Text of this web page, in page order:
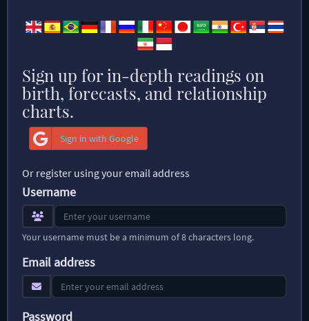
Sign up for in-depth readings on
birth, forecasts, and relationship
charts.
Sign in with Google
Or register using your email address
Username
Your username must be a minimum of 8 characters long.
Email address
Password